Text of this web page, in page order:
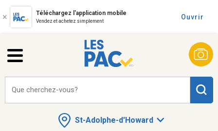
Téléchargez l'application mobile
Vendez et achetez simplement
Ouvrir
St-Adolphe-d'Howard
Que cherchez-vous?